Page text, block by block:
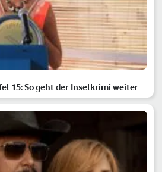
15: So geht der Inselkrimi weiter